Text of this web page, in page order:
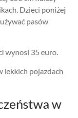
Dzieci poniżej
pasów
wynosi 35 euro.
lekkich pojazdach
w